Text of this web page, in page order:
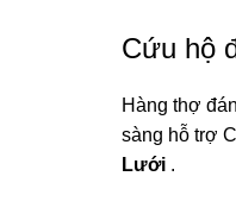
Cứu hộ
Hàng thợ
sàng hỗ trợ
Lưới .